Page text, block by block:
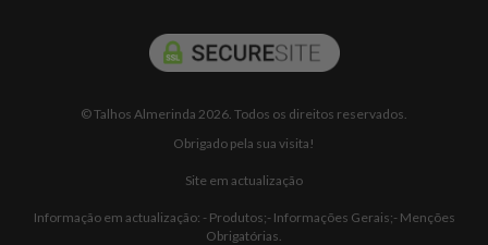
© Talhos Almerinda 2026. Todos os direitos reservados.
Obrigado pela sua visita!
Site em actualização
Informação em actualização: - Produtos;- Informações Gerais;- Menções
Obrigatórias.